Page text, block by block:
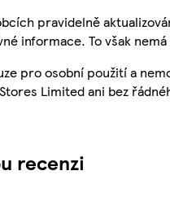
pravidelně
informace. To však
pro osobní použití a
Limited ani bez
recenzi